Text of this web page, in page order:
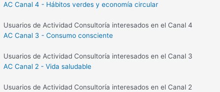
AC Canal 4 - Hábitos verdes y economía circular
Usuarios de Actividad Consultoría interesados en el Canal 4
AC Canal 3 - Consumo consciente
Usuarios de Actividad Consultoría interesados en el Canal 3
AC Canal 2 - Vida saludable
Usuarios de Actividad Consultoría interesados en el Canal 2